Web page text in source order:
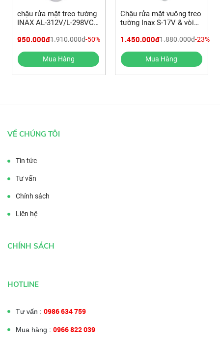
chậu rửa mặt treo tường
INAX AL-312V/L-298VC
LFV-612S
950.000đ1.910.000đ-50%
Mua Hàng
Chậu rửa mặt vuông treo
tường Inax S-17V & vòi
1.450.000đ1.880.000đ-23%
Mua Hàng
VỀ CHÚNG TÔI
Tin tức
Tư vấn
Chính sách
Liên hệ
CHÍNH SÁCH
HOTLINE
Tư vấn : 0986 634 759
Mua hàng : 0966 822 039